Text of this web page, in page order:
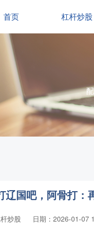
首页 杠杆炒股
辽国吧，阿骨打：
炒股 日期：2026-01-07